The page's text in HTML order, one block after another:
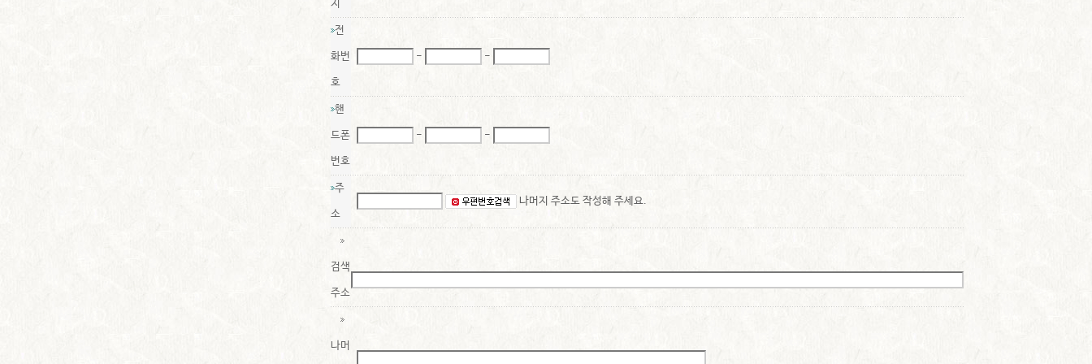
지
전
화번
호
- -
핸
드폰
번호
- -
주
소
나머지 주소도 작성해 주세요.
검색
주소
나머